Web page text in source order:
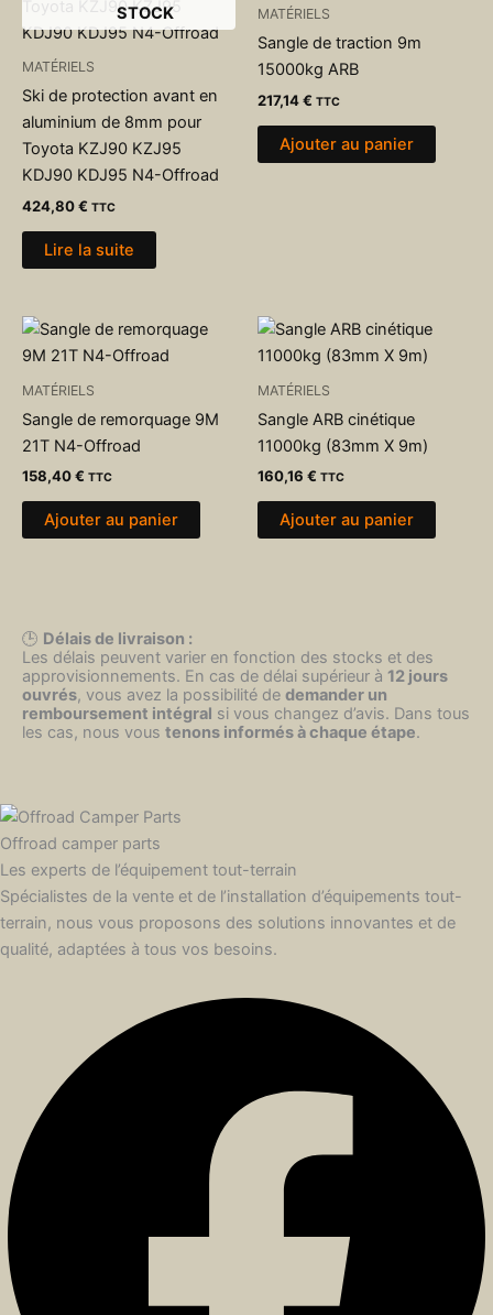
STOCK
MATÉRIELS
Ski de protection avant en
aluminium de 8mm pour
Toyota KZJ90 KZJ95
KDJ90 KDJ95 N4-Offroad
424,80€ TTC
Lire la suite
MATÉRIELS
Sangle de traction 9m
15000kg ARB
217,14€ TTC
Ajouter au panier
MATÉRIELS
Sangle de remorquage 9M
21T N4-Offroad
158,40€ TTC
Ajouter au panier
MATÉRIELS
Sangle ARB cinétique
11000kg (83mm X 9m)
160,16 € TTC
Ajouter au panier
🕒 Délais de livraison :
Les délais peuvent varier en fonction des stocks et des
approvisionnements. En cas de délai supérieur à 12 jours
ouvrés, vous avez la possibilité de demander un
remboursement intégral si vous changez d’avis. Dans tous
les cas, nous vous tenons informés à chaque étape.
Offroad camper parts
Les experts de l’équipement tout-terrain
Spécialistes de la vente et de l’installation d’équipements tout-
terrain, nous vous proposons des solutions innovantes et de
qualité, adaptées à tous vos besoins.